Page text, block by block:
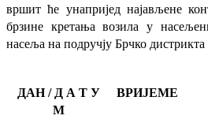
вршит ће унапријед најављене
брзине кретања возила у
насеља на подручју Брчко
ДАН / Д А Т У
М
ВРИЈЕМЕ